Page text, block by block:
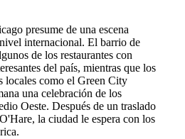
presume de una escena
internacional. El barrio de
de los restaurantes con
del país, mientras que los
locales como el Green City
una celebración de los
Oeste. Después de un traslado
la ciudad le espera con los